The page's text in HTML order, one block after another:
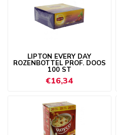
LIPTON EVERY DAY
ROZENBOTTEL PROF. DOOS
100 ST
€16,34